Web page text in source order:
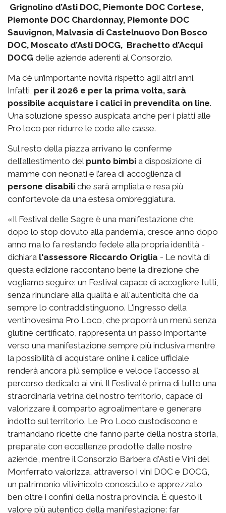
Grignolino d’Asti DOC, Piemonte DOC Cortese,
Piemonte DOC Chardonnay, Piemonte DOC
Sauvignon, Malvasia di Castelnuovo Don Bosco
DOC, Moscato d’Asti DOCG, Brachetto d’Acqui
DOCG delle aziende aderenti al Consorzio.
Ma c’è un’importante novità rispetto agli altri anni.
Infatti, per il 2026 e per la prima volta, sarà
possibile acquistare i calici in prevendita on line.
Una soluzione spesso auspicata anche per i piatti alle
Pro loco per ridurre le code alle casse.
Sul resto della piazza arrivano le conferme
dell’allestimento del punto bimbi a disposizione di
mamme con neonati e l’area di accoglienza di
persone disabili che sarà ampliata e resa più
confortevole da una estesa ombreggiatura.
«Il Festival delle Sagre è una manifestazione che,
dopo lo stop dovuto alla pandemia, cresce anno dopo
anno ma lo fa restando fedele alla propria identità -
dichiara l'assessore Riccardo Origlia - Le novità di
questa edizione raccontano bene la direzione che
vogliamo seguire: un Festival capace di accogliere tutti,
senza rinunciare alla qualità e all'autenticità che da
sempre lo contraddistinguono. L'ingresso della
ventinovesima Pro Loco, che proporrà un menù senza
glutine certificato, rappresenta un passo importante
verso una manifestazione sempre più inclusiva mentre
la possibilità di acquistare online il calice ufficiale
renderà ancora più semplice e veloce l'accesso al
percorso dedicato ai vini. Il Festival è prima di tutto una
straordinaria vetrina del nostro territorio, capace di
valorizzare il comparto agroalimentare e generare
indotto sul territorio. Le Pro Loco custodiscono e
tramandano ricette che fanno parte della nostra storia,
preparate con eccellenze prodotte dalle nostre
aziende, mentre il Consorzio Barbera d'Asti e Vini del
Monferrato valorizza, attraverso i vini DOC e DOCG,
un patrimonio vitivinicolo conosciuto e apprezzato
ben oltre i confini della nostra provincia. È questo il
valore più autentico della manifestazione: far